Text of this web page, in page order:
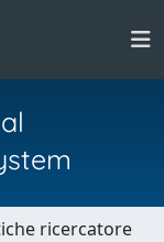
ricercatore